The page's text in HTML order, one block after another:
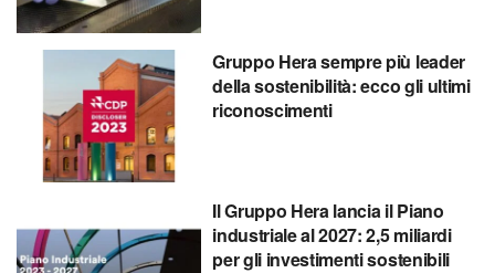
Gruppo Hera sempre più leader
della sostenibilità: ecco gli ultimi
riconoscimenti
Il Gruppo Hera lancia il Piano
industriale al 2027: 2,5 miliardi
per gli investimenti sostenibili